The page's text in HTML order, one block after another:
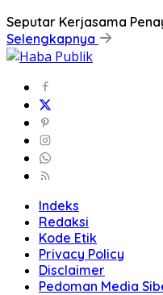
Seputar Kerjasama
Selengkapnya
Indeks
Redaksi
Kode Etik
Privacy Policy
Disclaimer
Pedoman Media